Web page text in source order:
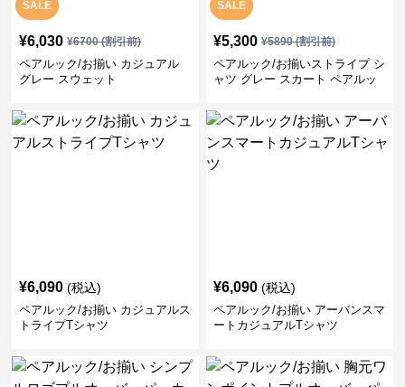
SALE
¥6,030 ¥6700(割引前)
ペアルック/お揃い カジュアル
グレー スウェット
SALE
¥5,300 ¥5890(割引前)
ペアルック/お揃いストライプ シ
ャツ グレー スカート ペアルッ
¥6,090 (税込)
ペアルック/お揃い カジュアルス
トライプTシャツ
¥6,090 (税込)
ペアルック/お揃い アーバンスマ
ートカジュアルTシャツ